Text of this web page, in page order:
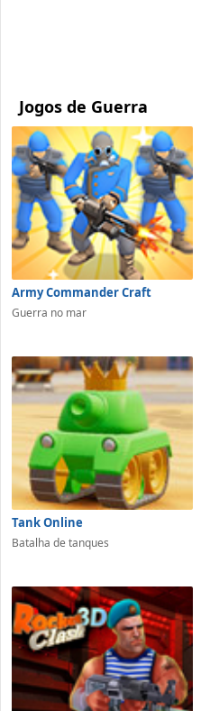
Jogos de Guerra
Army Commander Craft
Guerra no mar
Tank Online
Batalha de tanques